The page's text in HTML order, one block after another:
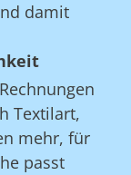
damit
Textilart,
mehr, für
passt